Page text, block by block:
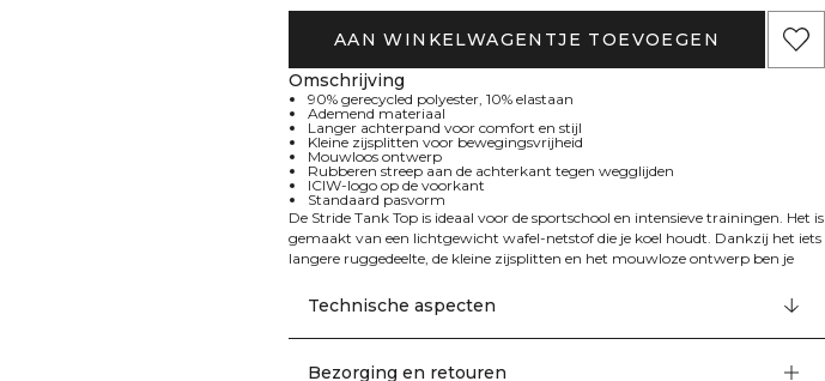
AAN WINKELWAGENTJE TOEVOEGEN
Omschrijving
90% gerecycled polyester, 10% elastaan
Ademend materiaal
Langer achterpand voor comfort en stijl
Kleine zijsplitten voor bewegingsvrijheid
Mouwloos ontwerp
Rubberen streep aan de achterkant tegen wegglijden
ICIW-logo op de voorkant
Standaard pasvorm
De Stride Tank Top is ideaal voor de sportschool en intensieve trainingen. Het is
gemaakt van een lichtgewicht wafel-netstof die je koel houdt. Dankzij het iets
langere ruggedeelte, de kleine zijsplitten en het mouwloze ontwerp ben je
voorkomt dat je wegglijdt op de fitnessbank. 90% gerecycled polyester, 10%
Technische aspecten
Bezorging en retouren